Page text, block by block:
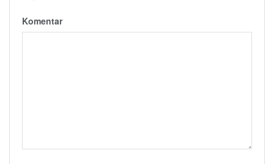
Komentar